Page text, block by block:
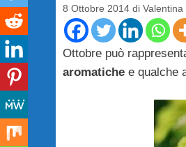
8 Ottobre 2014 di Valentina
Ottobre può
aromatichee qualche